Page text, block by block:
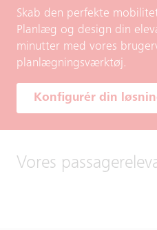
Skab den perfekte
Planlæg og design din
minutter med vores
planlægningsværktøj.
Konfigurér din
Vores